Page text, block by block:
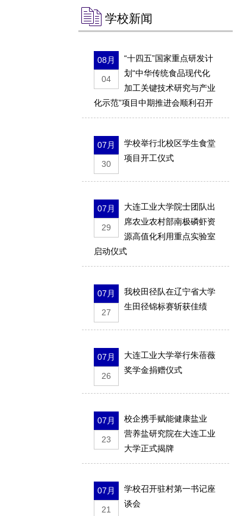
学校新闻
08月
04
“十四五”国家重点研发计
划“中华传统食品现代化
加工关键技术研究与产业
化示范”项目中期推进会顺利召开
07月
30
学校举行北校区学生食堂
项目开工仪式
07月
29
大连工业大学院士团队出
席农业农村部南极磷虾资
源高值化利用重点实验室
启动仪式
07月
27
我校田径队在辽宁省大学
生田径锦标赛斩获佳绩
07月
26
大连工业大学举行朱蓓薇
奖学金捐赠仪式
07月
23
校企携手赋能健康盐业
营养盐研究院在大连工业
大学正式揭牌
07月
21
学校召开驻村第一书记座
谈会